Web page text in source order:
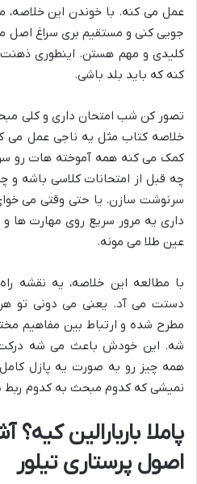
عمل می کنه. با خوندن این
جویی کنی و مستقیم بری سراغ اصل
کلیدی و مهم هستن. اینطوری
کنه که باید بلد باشی.
تصور کن شب امتحان داری و کلی
خلاصه کتاب مثل یه ناجی عمل می
کمک می کنه همه آموخته هات رو
چه قبل از امتحانات کلاسی باشه و
سرنوشت سازن. یا حتی وقتی می
داری یه مرور سریع روی مهارت ها
عین طلا می مونه.
با مطالعه این خلاصه، یه نقشه
دستت می آد. یعنی می دونی تو
مطرح شده و ارتباط بین مفاهیم
شه. این خودش باعث می شه درکت
همه چیز رو به صورت یه پازل کامل
نمیشی که کدوم مبحث به کدوم ربط
پاملا باربارالین
اصول پرستاری تیلور